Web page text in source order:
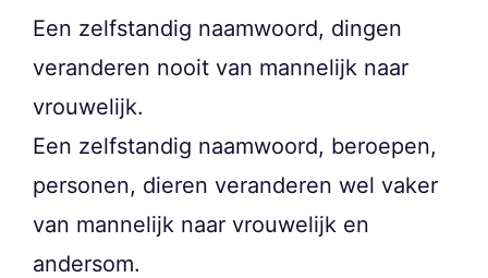
Een zelfstandig naamwoord, dingen
veranderen nooit van mannelijk naar
vrouwelijk.
Een zelfstandig naamwoord, beroepen,
personen, dieren veranderen wel vaker
van mannelijk naar vrouwelijk en
andersom.